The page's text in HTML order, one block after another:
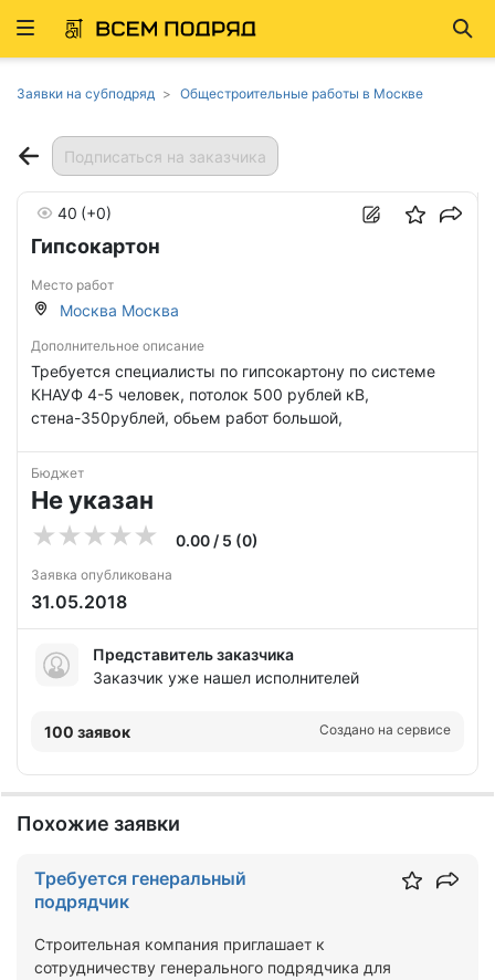
Развернуть
Заявки на субподряд Общестроительные работы в Москве
Подписаться на заказчика
Гипсокартон
40 (+0)
Место работ
Москва Москва
Дополнительное описание
Требуется специалисты по гипсокартону по системе
КНАУФ 4-5 человек, потолок 500 рублей кВ,
стена-350рублей, обьем работ большой,
Бюджет
Не указан
0.00 / 5 (0)
Заявка опубликована
31.05.2018
Представитель заказчика
Заказчик уже нашел исполнителей
100 заявок Создано на сервисе
Похожие заявки
Требуется генеральный
подрядчик
Строительная компания приглашает к
сотрудничеству генерального подрядчика для